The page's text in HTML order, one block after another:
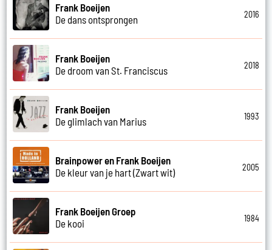
Frank Boeijen
De dans ontsprongen
2016
Frank Boeijen
De droom van St. Franciscus
2018
Frank Boeijen
De glimlach van Marius
1993
Brainpower en Frank Boeijen
De kleur van je hart (Zwart wit)
2005
Frank Boeijen Groep
De kooi
1984